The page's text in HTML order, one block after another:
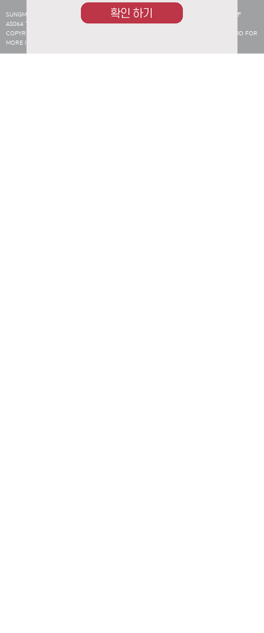
SUNGMO EYE HOSPITAL.INC 409, HAEUNDAE-RO, HAEUNDAE GU BUSAN KOREA 〒
48064 TEL 1600-0775 FAX 051-743-0776
COPYRIGHT SUNGMO EYE HOSPITAL.INC ALL RIGHTS RESERVED. MAIL TO SUNGMO FOR
MORE INFORMATION.